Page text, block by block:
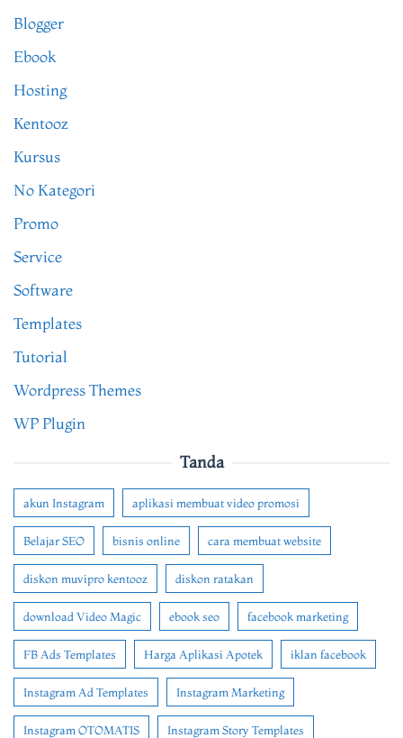
Blogger
Ebook
Hosting
Kentooz
Kursus
No Kategori
Promo
Service
Software
Templates
Tutorial
Wordpress Themes
WP Plugin
Tanda
akun Instagram aplikasi membuat video promosi
Belajar SEO bisnis online cara membuat website
diskon muvipro kentooz diskon ratakan
download Video Magic ebook seo facebook marketing
FB Ads Templates Harga Aplikasi Apotek iklan facebook
Instagram Ad Templates Instagram Marketing
Instagram OTOMATIS Instagram Story Templates